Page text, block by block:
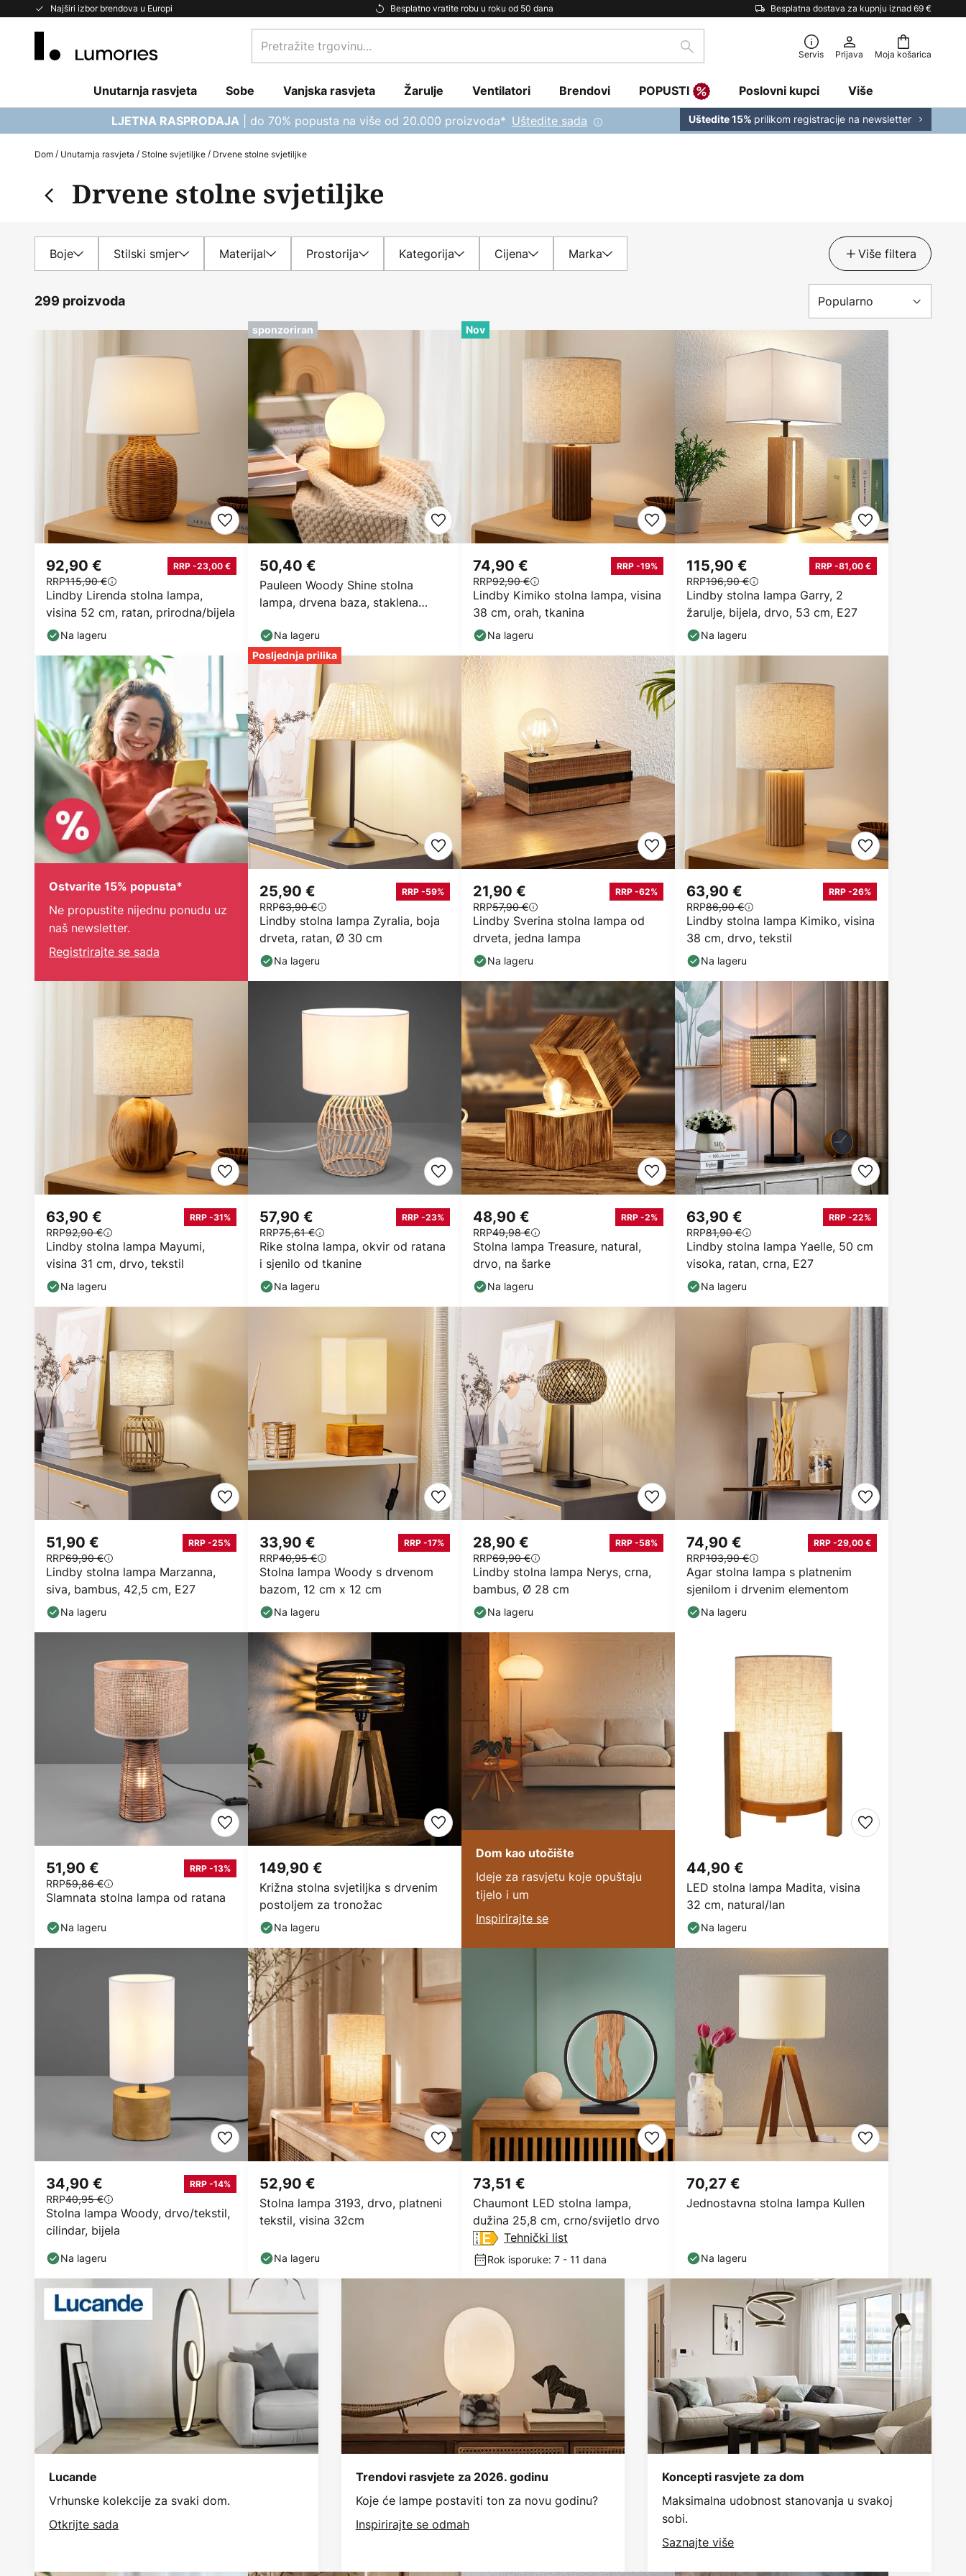
Najširi izbor brendova u Europi Besplatno vratite robu u roku od 50 dana Besplatna dostava za kupnju iznad 69 €
Skip
Moja košarica
Pretražite
trgovinu...
traži Servis Prijava
Unutarnja rasvjeta Sobe Vanjska rasvjeta Žarulje Ventilatori Brendovi POPUSTI Poslovni kupci Više
LJETNA RASPRODAJA | do 70% popusta na više od 20.000 proizvoda* Uštedite sada Uštedite 15% prilikom registracije na newsletter
Dom Unutarnja rasvjeta Stolne svjetiljke Drvene stolne svjetiljke
Drvene stolne svjetiljke
Boje Stilski smjer Materijal Prostorija Kategorija Cijena Marka Više filtera
299 proizvoda
Lindby Lirenda stolna lampa,
visina 52 cm, ratan, prirodna/bijela
92,90 € RRP -23,00 €
RRP115,90 €
Na lageru
sponzoriran
Pauleen Woody Shine stolna
lampa, drvena baza, staklena
50,40 €
Na lageru
Nov
Lindby Kimiko stolna lampa, visina
38 cm, orah, tkanina
74,90 € RRP -19%
RRP92,90 €
Na lageru
Lindby stolna lampa Garry, 2
žarulje, bijela, drvo, 53 cm, E27
115,90 € RRP -81,00 €
RRP196,90 €
Na lageru
Ostvarite 15% popusta*
Ne propustite nijednu ponudu uz
naš newsletter.
Registrirajte se sada
Posljednja prilika
Lindby stolna lampa Zyralia, boja
drveta, ratan, Ø 30 cm
25,90 € RRP -59%
RRP63,90 €
Na lageru
Lindby Sverina stolna lampa od
drveta, jedna lampa
21,90 € RRP -62%
RRP57,90 €
Na lageru
Lindby stolna lampa Kimiko, visina
38 cm, drvo, tekstil
63,90 € RRP -26%
RRP86,90 €
Na lageru
Lindby stolna lampa Mayumi,
visina 31 cm, drvo, tekstil
63,90 € RRP -31%
RRP92,90 €
Na lageru
Rike stolna lampa, okvir od ratana
i sjenilo od tkanine
57,90 € RRP -23%
RRP75,61 €
Na lageru
Stolna lampa Treasure, natural,
drvo, na šarke
48,90 € RRP -2%
RRP49,98 €
Na lageru
Lindby stolna lampa Yaelle, 50 cm
visoka, ratan, crna, E27
63,90 € RRP -22%
RRP81,90 €
Na lageru
Lindby stolna lampa Marzanna,
siva, bambus, 42,5 cm, E27
51,90 € RRP -25%
RRP69,90 €
Na lageru
Stolna lampa Woody s drvenom
bazom, 12 cm x 12 cm
33,90 € RRP -17%
RRP40,95 €
Na lageru
Lindby stolna lampa Nerys, crna,
bambus, Ø 28 cm
28,90 € RRP -58%
RRP69,90 €
Na lageru
Agar stolna lampa s platnenim
sjenilom i drvenim elementom
74,90 € RRP -29,00 €
RRP103,90 €
Na lageru
Slamnata stolna lampa od ratana
51,90 € RRP -13%
RRP59,86 €
Na lageru
Križna stolna svjetiljka s drvenim
postoljem za tronožac
149,90 €
Na lageru
Dom kao utočište
Ideje za rasvjetu koje opuštaju
tijelo i um
Inspirirajte se
LED stolna lampa Madita, visina
32 cm, natural/lan
44,90 €
Na lageru
Stolna lampa Woody, drvo/tekstil,
cilindar, bijela
34,90 € RRP -14%
RRP40,95 €
Na lageru
Stolna lampa 3193, drvo, platneni
tekstil, visina 32cm
52,90 €
Na lageru
Chaumont LED stolna lampa,
dužina 25,8 cm, crno/svijetlo drvo
73,51 €
Tehnički list
Rok isporuke: 7 - 11 dana
Jednostavna stolna lampa Kullen
70,27 €
Na lageru
Lucande
Vrhunske kolekcije za svaki dom.
Otkrijte sada
Trendovi rasvjete za 2026. godinu
Koje će lampe postaviti ton za novu godinu?
Inspirirajte se odmah
Koncepti rasvjete za dom
Maksimalna udobnost stanovanja u svakoj
sobi.
Saznajte više